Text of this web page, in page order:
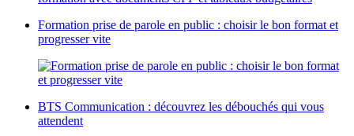
Formation prise de parole en public : choisir le bon format et
progresser vite
BTS Communication : découvrez les débouchés qui vous
attendent